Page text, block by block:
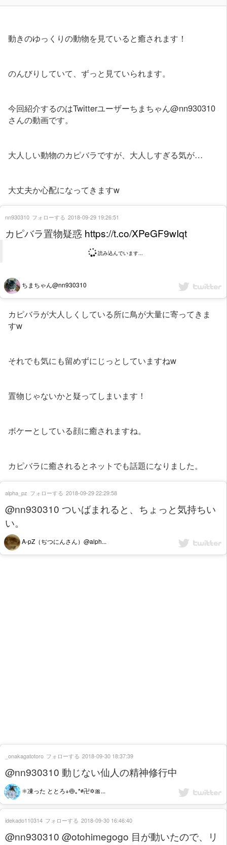
動きのゆっくりの動物を見ていると癒されます！
のんびりしていて、ずっと見ていられます。
今回紹介するのはTwitterユーザーちまちゃん@nn930310
さんの動画です。
大人しい動物のカピバラですが、大人しすぎる気が…
大丈夫か心配になってきますw
カピバラ置物疑惑 https://t.co/XPeGF9wIqt
読み込んでいます...
ちまちゃん@nn930310
nn930310 フォローする 2018-09-29 19:26:51
カピバラが大人しくしている所に鳥が大量に寄ってきま
すw
それでも気にも留めずにじっとしていますねw
置物じゃないかと疑ってしまいます！
ボケーとしている顔に癒されますね。
カピバラに癒されるとネットでも話題になりました。
@nn930310 ついばまれると、ちょっと気持ちい
い。
A-pZ（ぢつにんさん）@alph...
alpha_pz フォローする 2018-09-29 22:29:58
@nn930310 動じない仙人の精神修行中
⚛️凍った ととろ+🍥｡*∅卍✡🎀...
_onakagatotoro フォローする 2018-09-30 18:37:39
@nn930310 @otohimegogo 目が動いたので、リ
idekado110314 フォローする 2018-09-30 16:46:40